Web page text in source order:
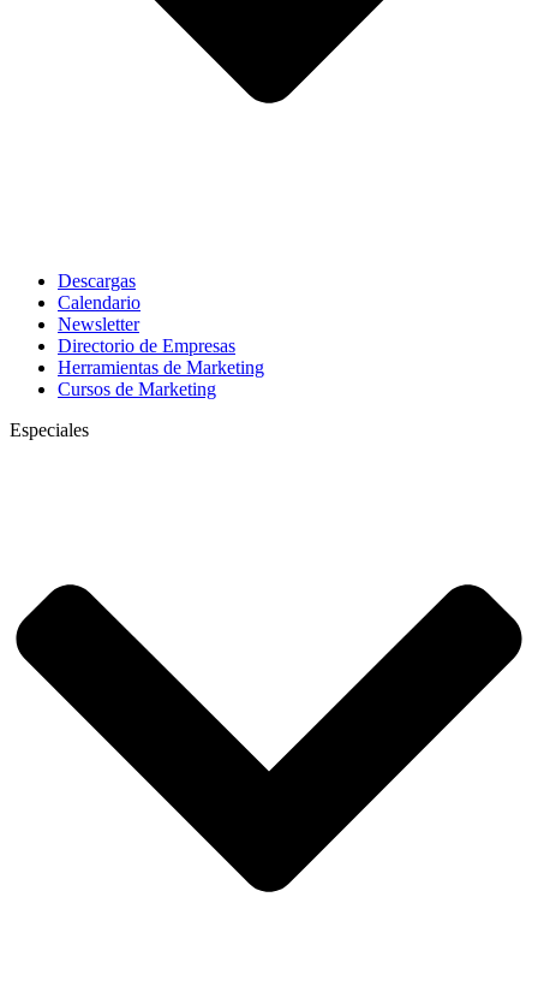
Descargas
Calendario
Newsletter
Directorio de Empresas
Herramientas de Marketing
Cursos de Marketing
Especiales